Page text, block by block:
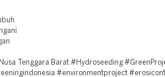
Tenggara Barat #Hydroseeding
#environmentproject